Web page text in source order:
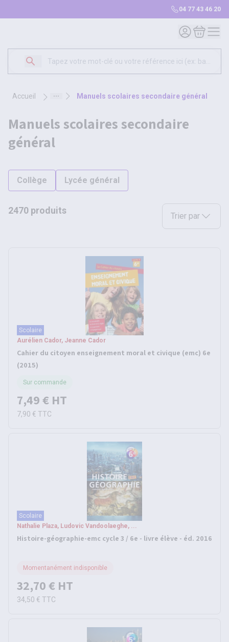
04 77 43 46 20
Mon compte
Mon
accueil manuels scolaires secondaire général
manuels scolaires secondaire
général
Collège Lycée général
2470 produits
Trier par
Scolaire
Aurélien Cador, Jeanne Cador
Cahier du citoyen enseignement moral et civique (emc) 6e
(2015)
Sur commande
7,49 € HT
7,90 € TTC
Scolaire
Nathalie Plaza, Ludovic Vandoolaeghe, ...
Histoire-géographie-emc cycle 3 / 6e - livre élève - éd. 2016
Momentanément indisponible
32,70 € HT
34,50 € TTC